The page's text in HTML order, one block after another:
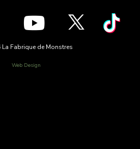
Fabrique de Monstres
Web Design